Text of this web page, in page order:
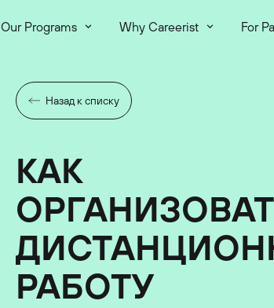
Our Programs Why Careerist For
Назад к списку
КАК
РАБОТУ